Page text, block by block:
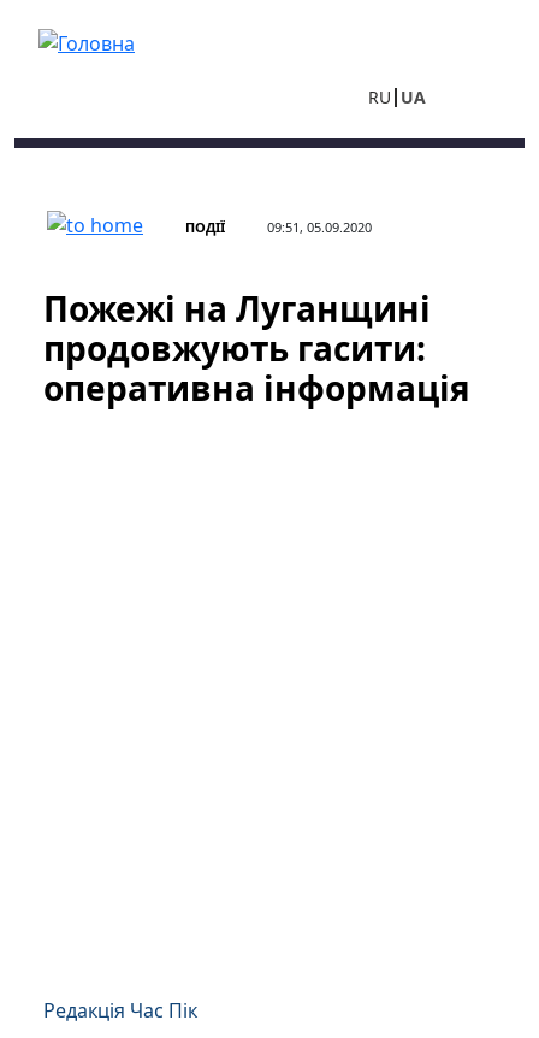
RU UA
ПОДІЇ 09:51, 05.09.2020
Пожежі на Луганщині
продовжують гасити:
оперативна інформація
Редакція Час Пік